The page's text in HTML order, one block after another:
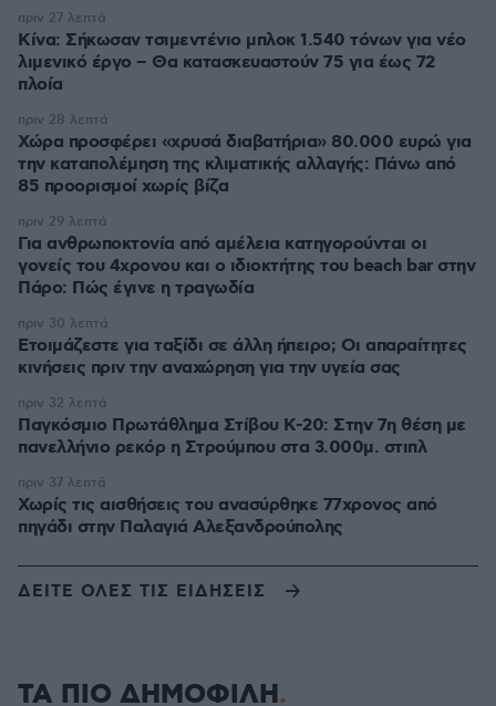
Κίνα: Σήκωσαν τσιμεντένιο μπλοκ 1.540 τόνων για νέο
λιμενικό έργο – Θα κατασκευαστούν 75 για έως 72
πλοία
πριν 27 λεπτά
Χώρα προσφέρει «χρυσά διαβατήρια» 80.000 ευρώ για
την καταπολέμηση της κλιματικής αλλαγής: Πάνω από
85 προορισμοί χωρίς βίζα
πριν 28 λεπτά
Για ανθρωποκτονία από αμέλεια κατηγορούνται οι
γονείς του 4χρονου και ο ιδιοκτήτης του beach bar στην
Πάρο: Πώς έγινε η τραγωδία
πριν 29 λεπτά
Ετοιμάζεστε για ταξίδι σε άλλη ήπειρο; Οι απαραίτητες
κινήσεις πριν την αναχώρηση για την υγεία σας
πριν 30 λεπτά
Παγκόσμιο Πρωτάθλημα Στίβου Κ-20: Στην 7η θέση με
πανελλήνιο ρεκόρ η Στρούμπου στα 3.000μ. στιπλ
πριν 32 λεπτά
Χωρίς τις αισθήσεις του ανασύρθηκε 77χρονος από
πηγάδι στην Παλαγιά Αλεξανδρούπολης
πριν 37 λεπτά
ΔΕΙΤΕ ΟΛΕΣ ΤΙΣ ΕΙΔΗΣΕΙΣ
ΤΑ ΠΙΟ ΔΗΜΟΦΙΛΗ